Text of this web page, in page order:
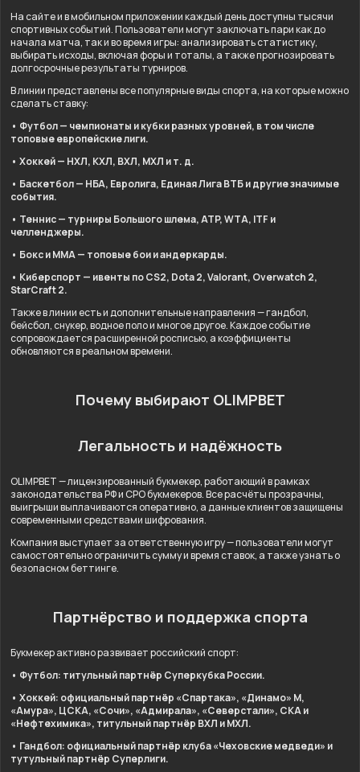
На сайте и в мобильном приложении каждый день доступны тысячи
спортивных событий. Пользователи могут заключать пари как до
начала матча, так и во время игры: анализировать статистику,
выбирать исходы, включая форы и тоталы, а также прогнозировать
долгосрочные результаты турниров.
В линии представлены все популярные виды спорта, на которые можно
сделать ставку:
• Футбол — чемпионаты и кубки разных уровней, в том числе
топовые европейские лиги.
• Хоккей — НХЛ, КХЛ, ВХЛ, МХЛ и т. д.
• Баскетбол — НБА, Евролига, Единая Лига ВТБ и другие значимые
события.
• Теннис — турниры Большого шлема, ATP, WTA, ITF и
челленджеры.
• Бокс и ММА — топовые бои и андеркарды.
• Киберспорт — ивенты по CS2, Dota 2, Valorant, Overwatch 2,
StarCraft 2.
Также в линии есть и дополнительные направления — гандбол,
бейсбол, снукер, водное поло и многое другое. Каждое событие
сопровождается расширенной росписью, а коэффициенты
обновляются в реальном времени.
Почему выбирают OLIMPBET
Легальность и надёжность
OLIMPBET — лицензированный букмекер, работающий в рамках
законодательства РФ и СРО букмекеров. Все расчёты прозрачны,
выигрыши выплачиваются оперативно, а данные клиентов защищены
современными средствами шифрования.
Компания выступает за ответственную игру — пользователи могут
самостоятельно ограничить сумму и время ставок, а также узнать о
безопасном беттинге.
Партнёрство и поддержка спорта
Букмекер активно развивает российский спорт:
• Футбол: титульный партнёр Суперкубка России.
• Хоккей: официальный партнёр «Спартака», «Динамо» М,
«Амура», ЦСКА, «Сочи», «Адмирала», «Северстали», СКА и
«Нефтехимика», титульный партнёр ВХЛ и МХЛ.
• Гандбол: официальный партнёр клуба «Чеховские медведи» и
тутульный партнёр Суперлиги.